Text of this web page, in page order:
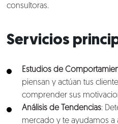
Blog
Talento
consultoras.
Servicios
Estudios de
piensan y actúan tus
comprender sus
Análisis de Tendencias:
mercado y te ayudamos a